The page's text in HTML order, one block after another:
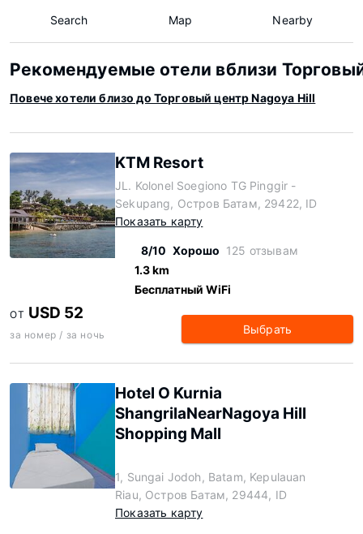
Search Map Nearby
Рекомендуемые отели вблизи
Повече хотели близо до Торговый центр Nagoya Hill
KTM Resort
JL. Kolonel Soegiono TG Pinggir -
Sekupang, Остров Батам, 29422, ID
Показать карту
8/10 Хорошо 125 отзывам
1.3 km
Бесплатный WiFi
ОТ USD 52
за номер / за ночь Выбрать
Hotel O Kurnia
ShangrilaNearNagoya Hill
Shopping Mall
1, Sungai Jodoh, Batam, Kepulauan
Riau, Остров Батам, 29444, ID
Показать карту